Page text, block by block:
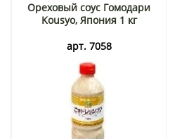
Ореховый соус Гомодари
Kousyo, Япония 1 кг
арт. 7058